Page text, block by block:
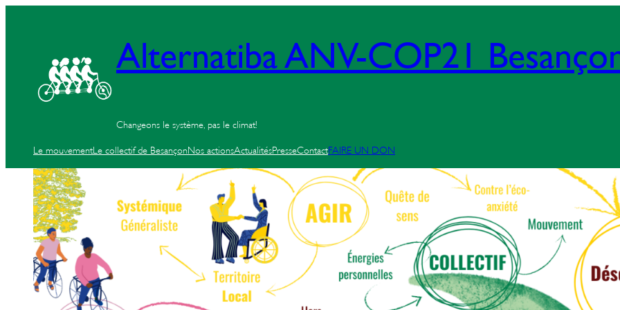
Alternatiba ANV-COP21
Changeons le système, pas le climat!
Le mouvement Le collectif de Besançon Nos actions ActualitésPresseContact FAIRE UN DON